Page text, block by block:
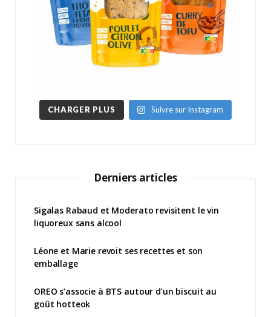
CHARGER PLUS Suivre sur Instagram
Derniers articles
Sigalas Rabaud et Moderato revisitent le vin
liquoreux sans alcool
Léone et Marie revoit ses recettes et son
emballage
OREO s’associe à BTS autour d’un biscuit au
goût hotteok